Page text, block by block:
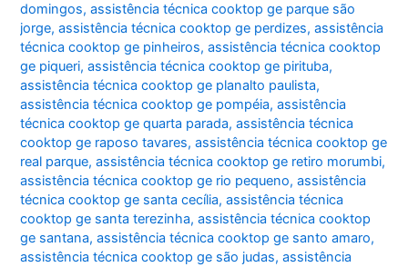
domingos,assistência técnica cooktop ge parque são
jorge,assistência técnica cooktop ge perdizes,assistência
técnica cooktop ge pinheiros,assistência técnica cooktop
ge piqueri,assistência técnica cooktop ge pirituba,
assistência técnica cooktop ge planalto paulista,
assistência técnica cooktop ge pompéia,assistência
técnica cooktop ge quarta parada,assistência técnica
cooktop ge raposo tavares,assistência técnica cooktop ge
real parque,assistência técnica cooktop ge retiro morumbi,
assistência técnica cooktop ge rio pequeno,assistência
técnica cooktop ge santa cecília,assistência técnica
cooktop ge santa terezinha,assistência técnica cooktop
ge santana,assistência técnica cooktop ge santo amaro,
assistência técnica cooktop ge são judas,assistência